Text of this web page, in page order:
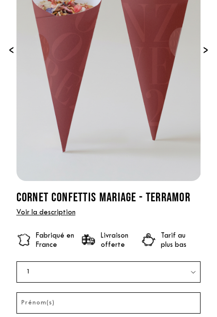
‹ ›
CORNET CONFETTIS MARIAGE - TERRAMOR
Voir la description
Fabriqué en
France
Livraison
offerte
Tarif au
plus bas